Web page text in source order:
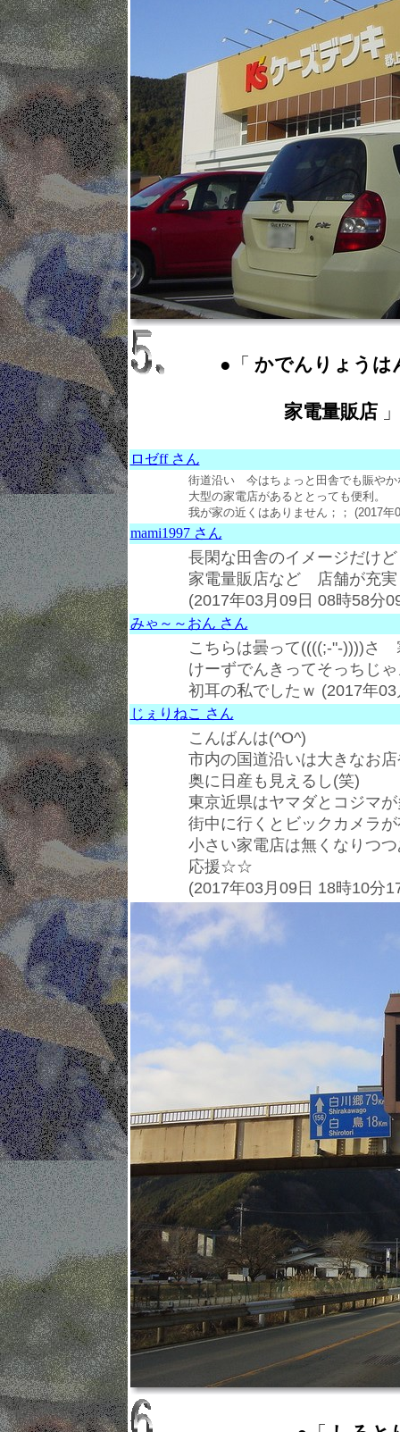
●「 かでんりょうは
家電量販店
ロゼff さん
街道沿い 今はちょっと田舎でも賑やか
大型の家電店があるととっても便利。
我が家の近くはありません；； (2017年
mami1997 さん
長閑な田舎のイメージだけど
家電量販店など 店舗が充実
(2017年03月09日 08時58分
みゃ～～おん さん
こちらは曇って((((;-"-))))さ
けーずでんきってそっちじ
初耳の私でしたｗ (2017年
じぇりねこ さん
こんばんは(^O^)
市内の国道沿いは大きなお
奥に日産も見えるし(笑)
東京近県はヤマダとコジマ
街中に行くとビックカメラ
小さい家電店は無くなりつ
応援☆☆
(2017年03月09日 18時10分